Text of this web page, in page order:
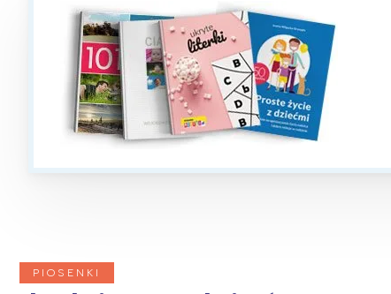
PIOSENKI